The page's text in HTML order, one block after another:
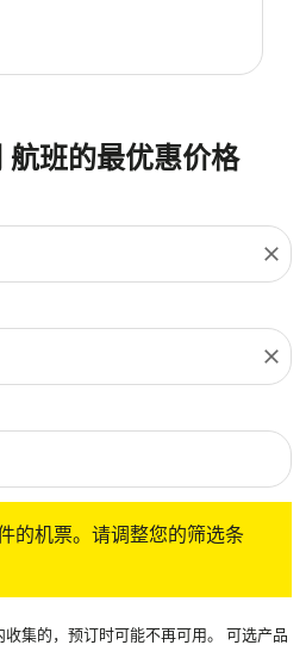
班的最优惠价格
close
close
的机票。请调整您的筛选条
集的，预订时可能不再可用。 可选产品